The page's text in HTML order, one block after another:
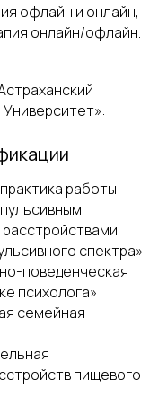
офлайн и онлайн,
онлайн/офлайн.
работы
спектра»
поведенческая
психолога»
семейная
пищевого